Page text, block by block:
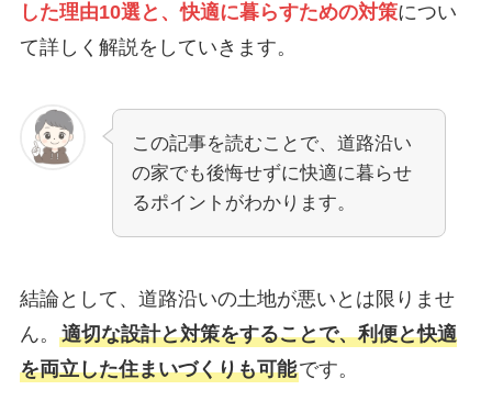
した理由10選と、快適に暮らすための対策につい
て詳しく解説をしていきます。
この記事を読むことで、道路沿い
の家でも後悔せずに快適に暮らせ
るポイントがわかります。
結論として、道路沿いの土地が悪いとは限りませ
ん。 適切な設計と対策をすることで、利便と快適
を両立した住まいづくりも可能です。